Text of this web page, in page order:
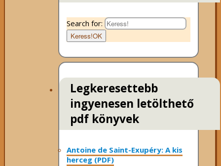
Search for:
Keress!OK
Legkeresettebb
ingyenesen letölthető
pdf könyvek
Antoine de Saint-Exupéry: A kis
herceg (PDF)